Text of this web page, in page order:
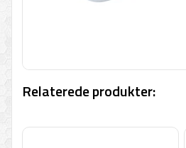
Relaterede produkter: